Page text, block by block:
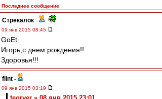
Последнее сообщение
Стрекалок -
09 янв 2015 08:45
GoEt
Игорь,с днем рождения!!
Здоровья!!!
flint -
09 янв 2015 03:19